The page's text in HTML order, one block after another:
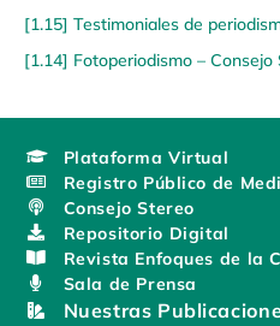
[1.15] Testimoniales de
[1.14] Fotoperiodismo – Consejo
Plataforma Virtual
Registro Público de
Consejo Stereo
Repositorio Digital
Revista Enfoques de la
Sala de Prensa
Nuestras